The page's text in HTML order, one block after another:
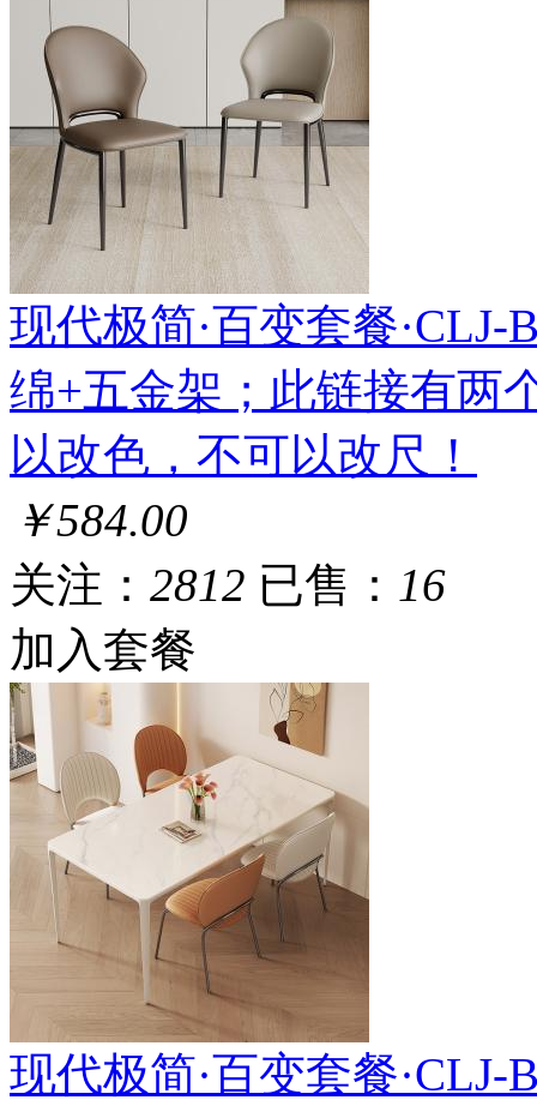
现代极简·百变套餐·CLJ-
绵+五金架；此链接有两
以改色，不可以改尺！
￥584.00
关注： 2812 已售： 16
加入套餐
现代极简·百变套餐·CLJ-